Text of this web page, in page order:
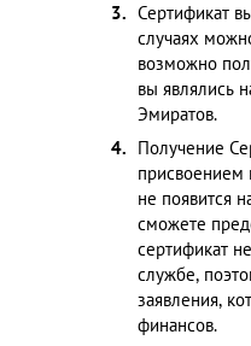
Сертификат
случаях
возможно
вы являлись
Эмиратов.
Получение
присвоением
не появится
сможете
сертификат
службе,
заявления,
финансов.